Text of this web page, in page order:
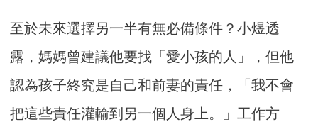
至於未來選擇另一半有無必備條件？小煜透
露，媽媽曾建議他要找「愛小孩的人」，但他
認為孩子終究是自己和前妻的責任，「我不會
把這些責任灌輸到另一個人身上。」工作方